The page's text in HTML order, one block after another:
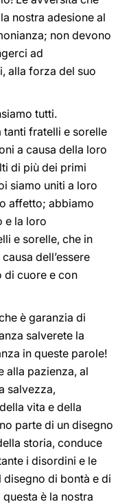
nostra adesione al
non devono
ad
alla forza del suo
tutti.
tanti fratelli e sorelle
a causa della loro
di più dei primi
siamo uniti a loro
affetto; abbiamo
e la loro
e sorelle, che in
dell’essere
di cuore e con
è garanzia di
salverete la
in queste parole!
alla pazienza, al
salvezza,
vita e della
parte di un disegno
storia, conduce
i disordini e le
di bontà e di
è la nostra